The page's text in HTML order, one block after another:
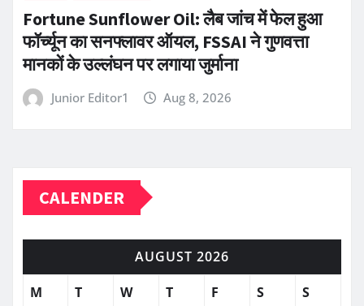
Fortune Sunflower Oil: लैब जांच में फेल हुआ
फॉर्च्यून का सनफ्लावर ऑयल, FSSAI ने गुणवत्ता
मानकों के उल्लंघन पर लगाया जुर्माना
Junior Editor1 Aug 8, 2026
CALENDER
AUGUST 2026
M
T W T F S S